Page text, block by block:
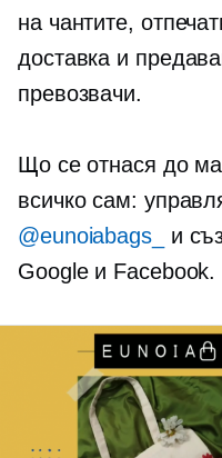
на чантите,
доставка и
превозвачи.
Що се отнася до
всичко сам:
@eunoiabags_
и
Google и Facebook.